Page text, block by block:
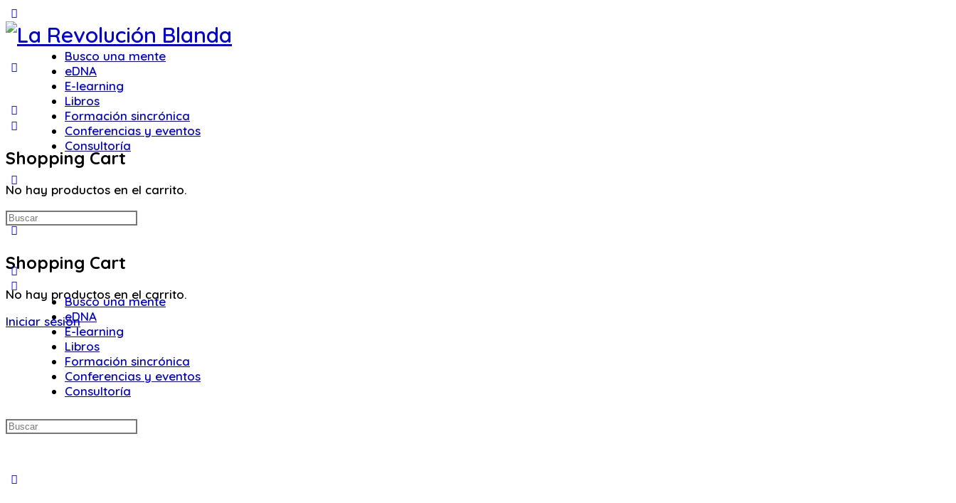
Panel
Busco una mente
eDNA
E-learning
Libros
Formación sincrónica
Conferencias y eventos
Consultoría
options
Shopping Cart
No hay productos en el carrito.
Iniciar sesión
Shopping Cart
No hay productos en el carrito.
Buscar:
Busco una mente
eDNA
E-learning
Libros
Formación sincrónica
Conferencias y eventos
Consultoría
Buscar: